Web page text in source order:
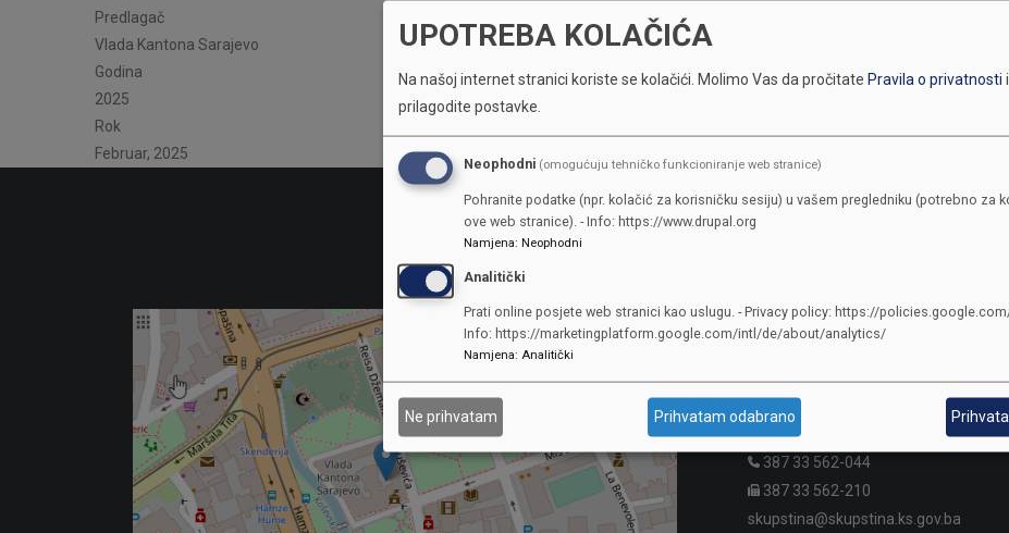
Predlagač
Vlada Kantona Sarajevo
Godina
2025
Rok
Februar, 2025
KONTAKTI
SKUPŠTINA
Adresa: Sarajevo, Reisa Džemaludina
Čauševića 1
387 33 562-044
387 33 562-210
skupstina@skupstina.ks.gov.ba
UPOTREBA KOLAČIĆA
Na našoj internet stranici koriste se kolačići. Molimo Vas da pročitate Pravila o privatnosti
prilagodite postavke.
Neophodni (omogućuju tehničko funkcioniranje web stranice)
Pohranite podatke (npr. kolačić za korisničku sesiju) u vašem pregledniku (potrebno za
ove web stranice). - Info: https://www.drupal.org
Namjena: Neophodni
Analitički
Prati online posjete web stranici kao uslugu. - Privacy policy: https://
Info: https://marketingplatform.google.com/intl/de/about/analytics/
Namjena: Analitički
Ne prihvatam Prihvatam odabrano